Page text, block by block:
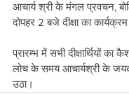
आचार्य श्री के मंगल प्रवचन,
दोपहर 2 बजे दीक्षा का
प्रारम्भ में सभी दीक्षार्थियों
लोच के समय आचार्यश्री के
उठा।